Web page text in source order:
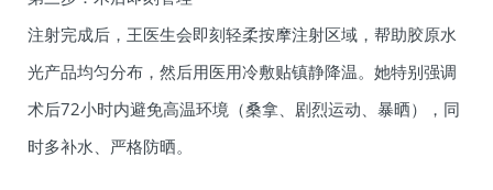
注射完成后，王医生会即刻轻柔按摩注射区域，帮助胶原水
光产品均匀分布，然后用医用冷敷贴镇静降温。她特别强调
术后72小时内避免高温环境（桑拿、剧烈运动、暴晒），同
时多补水、严格防晒。